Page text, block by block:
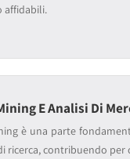
affidabili.
E Analisi Di
è una parte
ricerca, contribuendo per